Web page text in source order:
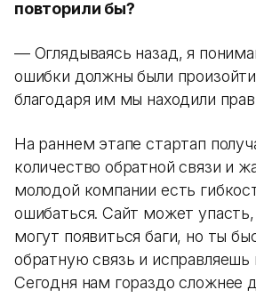
повторили бы?
— Оглядываясь назад, я
ошибки должны были
благодаря им мы находили
На раннем этапе стартап
количество обратной связи и
молодой компании есть
ошибаться. Сайт может
могут появиться баги, но ты
обратную связь и исправляешь
Сегодня нам гораздо сложнее